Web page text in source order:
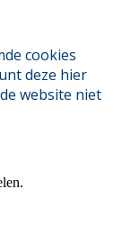
cookies
deze hier
website niet